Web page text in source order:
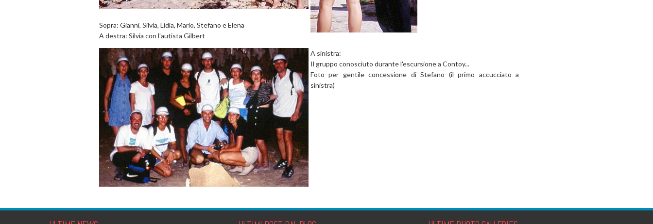
Sopra: Gianni, Silvia, Lidia, Mario, Stefano e Elena
A destra: Silvia con l'autista Gilbert
A sinistra:
Il gruppo conosciuto durante l'escursione a Contoy...
Foto per gentile concessione di Stefano (il primo accucciato a
sinistra)